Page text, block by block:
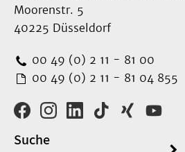
Moorenstr. 5
40225 Düsseldorf
00 49 (0) 2 11 - 81 00
00 49 (0) 2 11 - 81 04 855
Suche